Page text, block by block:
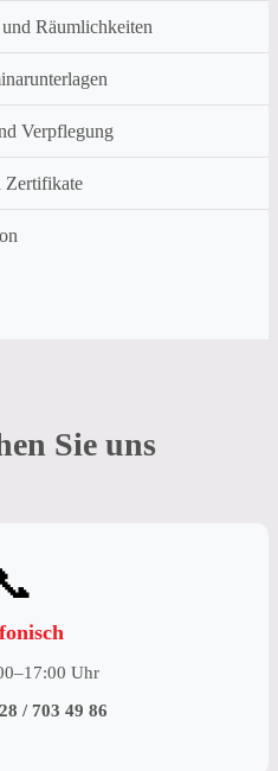
Räumlichkeiten
Verpflegung
Zertifikate
Sie uns
Uhr
/ 703 49 86